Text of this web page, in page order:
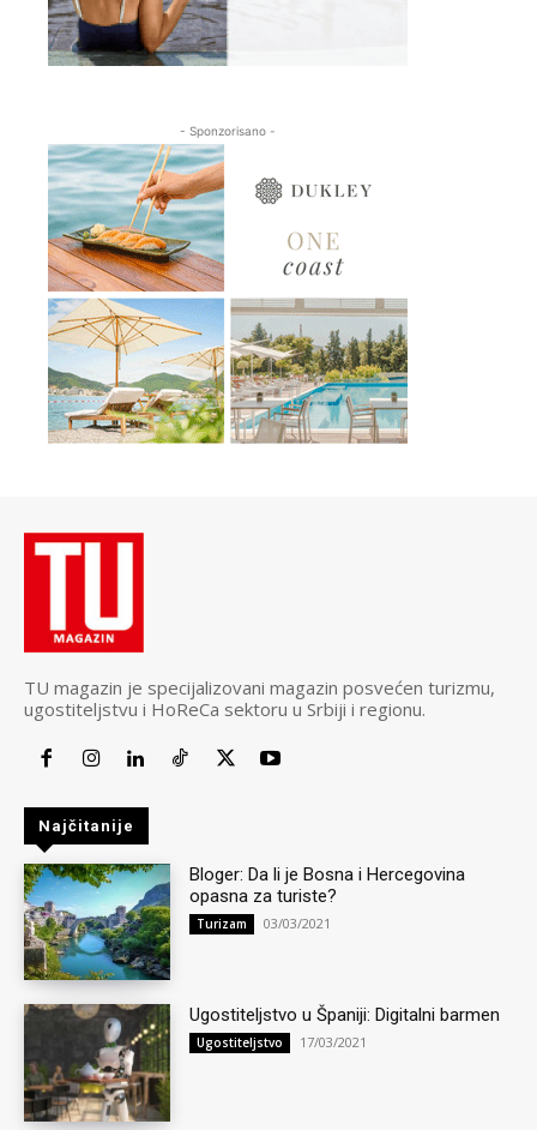
- Sponzorisano -
TU magazin je specijalizovani magazin posvećen turizmu,
ugostiteljstvu i HoReCa sektoru u Srbiji i regionu.
Najčitanije
Bloger: Da li je Bosna i Hercegovina
opasna za turiste?
Turizam 03/03/2021
Ugostiteljstvo u Španiji: Digitalni barmen
Ugostiteljstvo 17/03/2021